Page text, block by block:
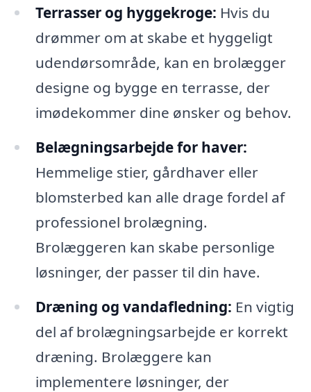
Terrasser og hyggekroge: Hvis du
drømmer om at skabe et hyggeligt
udendørsområde, kan en brolægger
designe og bygge en terrasse, der
imødekommer dine ønsker og behov.
Belægningsarbejde for haver:
Hemmelige stier, gårdhaver eller
blomsterbed kan alle drage fordel af
professionel brolægning.
Brolæggeren kan skabe personlige
løsninger, der passer til din have.
Dræning og vandafledning: En vigtig
del af brolægningsarbejde er korrekt
dræning. Brolæggere kan
implementere løsninger, der